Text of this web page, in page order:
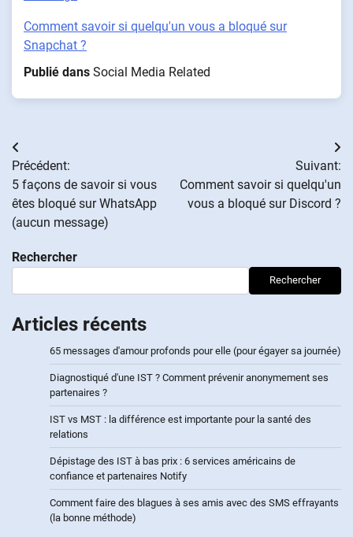
Comment savoir si quelqu'un vous a bloqué sur
Snapchat ?
Publié dans Social Media Related
Navigation
de
l’article
Précédent:
5 façons de savoir si vous
êtes bloqué sur WhatsApp
(aucun message)
Suivant:
Comment savoir si quelqu'un
vous a bloqué sur Discord ?
Rechercher
Rechercher
Articles récents
65 messages d'amour profonds pour elle (pour égayer sa journée)
Diagnostiqué d'une IST ? Comment prévenir anonymement ses
partenaires ?
IST vs MST : la différence est importante pour la santé des
relations
Dépistage des IST à bas prix : 6 services américains de
confiance et partenaires Notify
Comment faire des blagues à ses amis avec des SMS effrayants
(la bonne méthode)